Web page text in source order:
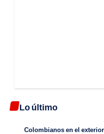
Lo último
Colombianos en el exterior